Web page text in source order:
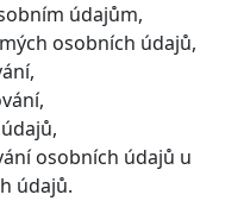
údajům,
osobních údajů,
osobních údajů u
údajů.